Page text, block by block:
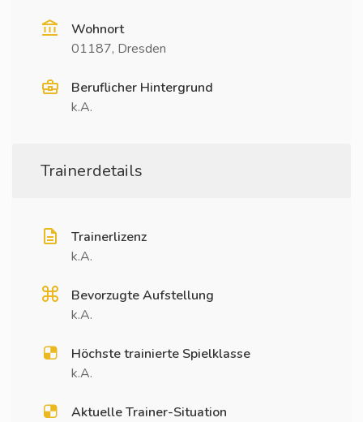
Wohnort
01187, Dresden
Beruflicher Hintergrund
k.A.
Trainerdetails
Trainerlizenz
k.A.
Bevorzugte Aufstellung
k.A.
Höchste trainierte Spielklasse
k.A.
Aktuelle Trainer-Situation